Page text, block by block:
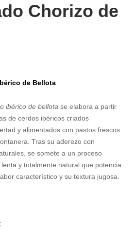
Chorizo de
de Bellota
ibérico de bellota se elabora a partir
de cerdos ibéricos criados
y alimentados con pastos frescos
Tras su aderezo con
se somete a un proceso
y totalmente natural que potencia
característico y su textura jugosa.